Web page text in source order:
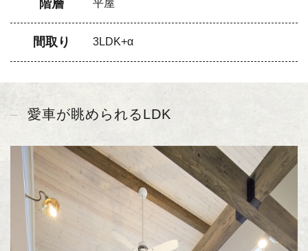
階層 平屋
間取り 3LDK+α
愛車が眺められるLDK